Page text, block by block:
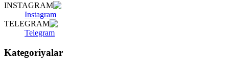
INSTAGRAM
Instagram
TELEGRAM
Telegram
Kategoriyalar